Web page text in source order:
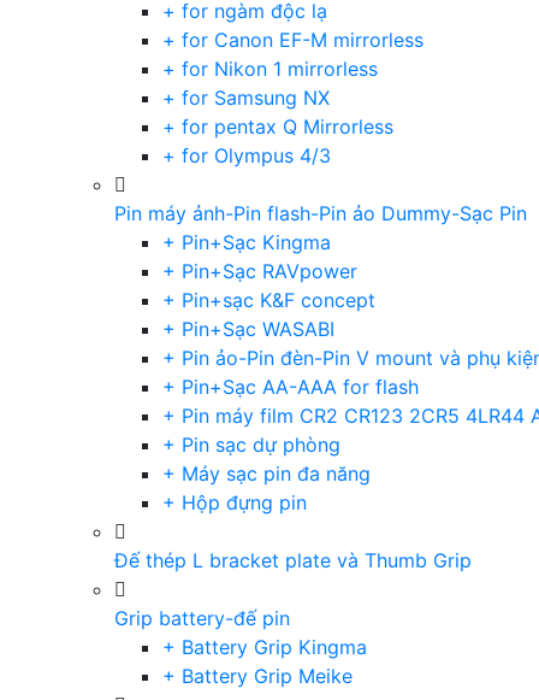
+ for ngàm độc lạ
+ for Canon EF-M mirrorless
+ for Nikon 1 mirrorless
+ for Samsung NX
+ for pentax Q Mirrorless
+ for Olympus 4/3
Pin máy ảnh-Pin flash-Pin ảo Dummy-Sạc Pin
+ Pin+Sạc Kingma
+ Pin+Sạc RAVpower
+ Pin+sạc K&F concept
+ Pin+Sạc WASABI
+ Pin ảo-Pin đèn-Pin V mount và phụ
+ Pin+Sạc AA-AAA for flash
+ Pin máy film CR2 CR123 2CR5 4LR44
+ Pin sạc dự phòng
+ Máy sạc pin đa năng
+ Hộp đựng pin
Đế thép L bracket plate và Thumb Grip
Grip battery-đế pin
+ Battery Grip Kingma
+ Battery Grip Meike